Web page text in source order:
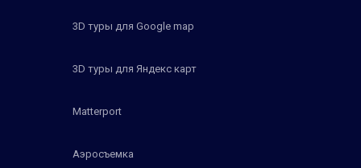
3D туры для Google map
3D туры для Яндекс карт
Matterport
Аэросъемка